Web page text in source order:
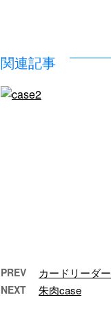
関連記事
PREV カードリーダー
NEXT 朱肉case